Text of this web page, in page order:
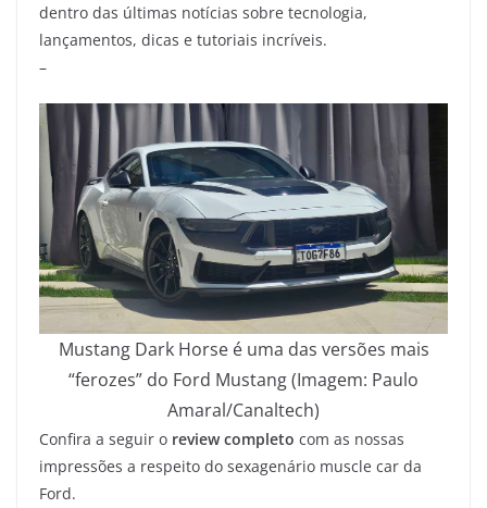
dentro das últimas notícias sobre tecnologia,
lançamentos, dicas e tutoriais incríveis.
–
Mustang Dark Horse é uma das versões mais
“ferozes” do Ford Mustang (Imagem: Paulo
Amaral/Canaltech)
Confira a seguir o review completo com as nossas
impressões a respeito do sexagenário muscle car da
Ford.